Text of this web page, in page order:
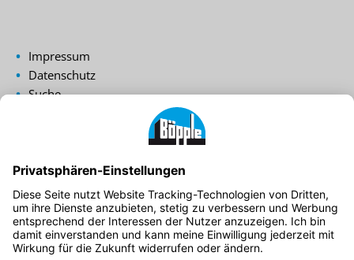
Impressum
Datenschutz
Suche
Bundesweit geprüfte Qualität.
Regional geplant und gebaut.